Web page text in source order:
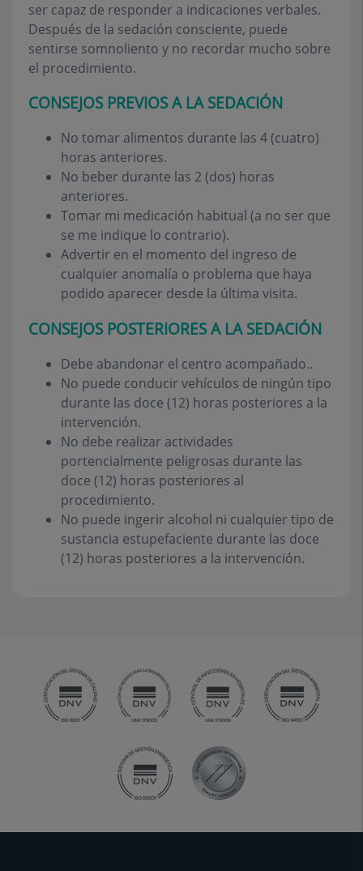
ser capaz de responder a indicaciones verbales.
Después de la sedación consciente, puede
sentirse somnoliento y no recordar mucho sobre
el procedimiento.
CONSEJOS PREVIOS A LA SEDACIÓN
No tomar alimentos durante las 4 (cuatro)
horas anteriores.
No beber durante las 2 (dos) horas
anteriores.
Tomar mi medicación habitual (a no ser que
se me indique lo contrario).
Advertir en el momento del ingreso de
cualquier anomalía o problema que haya
podido aparecer desde la última visita.
CONSEJOS POSTERIORES A LA SEDACIÓN
Debe abandonar el centro acompañado..
No puede conducir vehículos de ningún tipo
durante las doce (12) horas posteriores a la
intervención.
No debe realizar actividades
portencialmente peligrosas durante las
doce (12) horas posteriores al
procedimiento.
No puede ingerir alcohol ni cualquier tipo de
sustancia estupefaciente durante las doce
(12) horas posteriores a la intervención.